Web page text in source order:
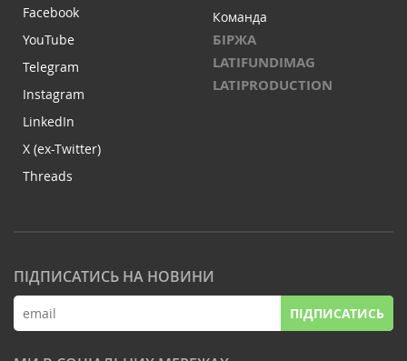
Facebook
YouTube
Telegram
Instagram
LinkedIn
X (ex-Twitter)
Threads
Команда
БІРЖА
LATIFUNDIMAG
LATIPRODUCTION
ПІДПИСАТИСЬ НА НОВИНИ
ПІДПИСАТИСЬ